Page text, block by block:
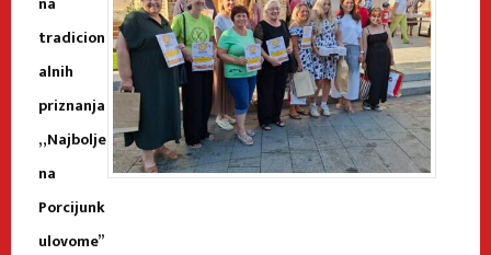
tradicion
alnih
priznanja
„Najbolje
na
Porcijunk
ulovome”